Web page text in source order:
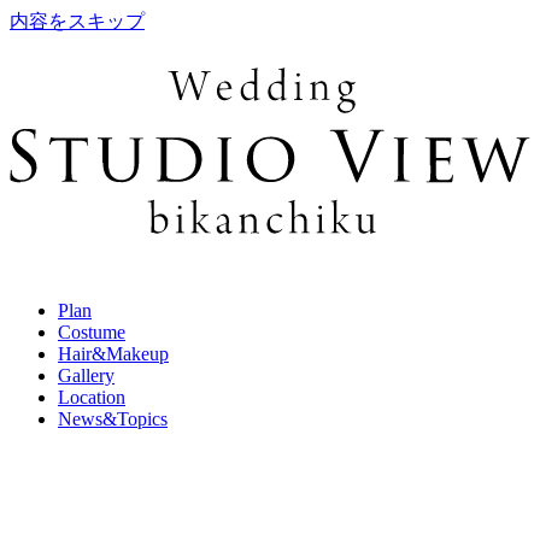
内容をスキップ
Plan
Costume
Hair&Makeup
Gallery
Location
News&Topics